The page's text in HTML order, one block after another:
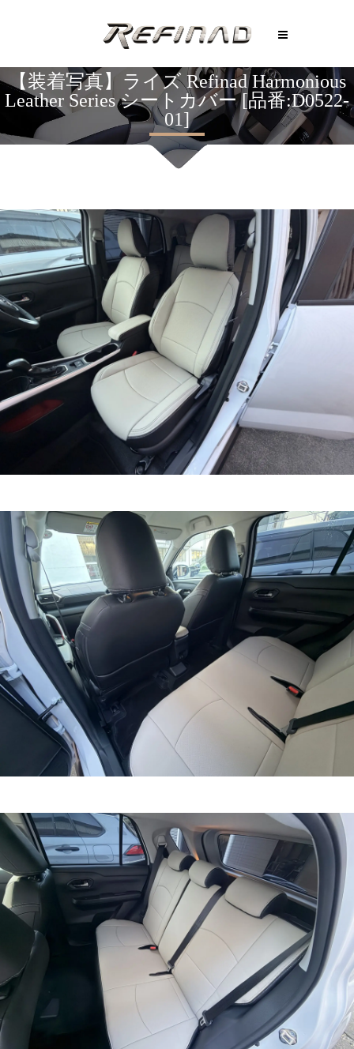
【装着写真】ライズ Refinad Harmonious
Leather Series シートカバー [品番:D0522-
01]